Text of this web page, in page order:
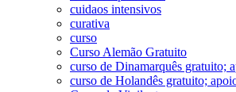
cuidaos intensivos
curativa
curso
Curso Alemão Gratuito
curso de Dinamarquês gratuito;
curso de Holandês gratuito;